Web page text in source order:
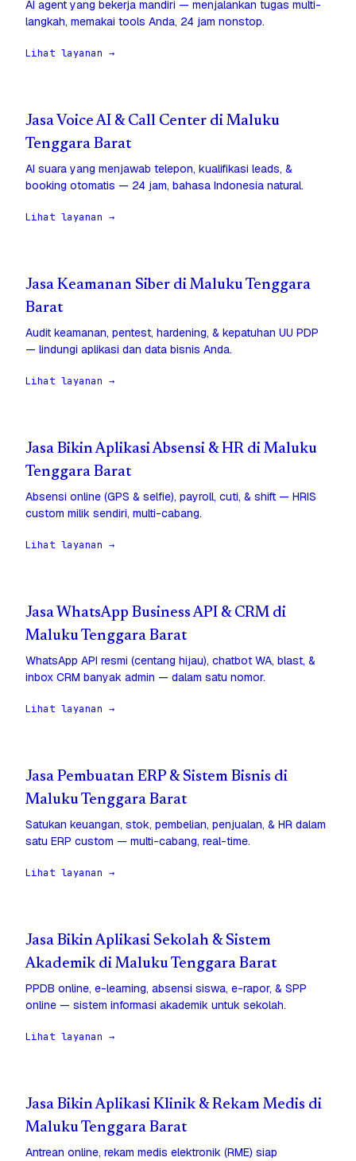
AI agent yang bekerja mandiri — menjalankan tugas multi-
langkah, memakai tools Anda, 24 jam nonstop.
Lihat layanan →
Jasa Voice AI & Call Center di Maluku
Tenggara Barat
AI suara yang menjawab telepon, kualifikasi leads, &
booking otomatis — 24 jam, bahasa Indonesia natural.
Lihat layanan →
Jasa Keamanan Siber di Maluku Tenggara
Barat
Audit keamanan, pentest, hardening, & kepatuhan UU PDP
— lindungi aplikasi dan data bisnis Anda.
Lihat layanan →
Jasa Bikin Aplikasi Absensi & HR di Maluku
Tenggara Barat
Absensi online (GPS & selfie), payroll, cuti, & shift — HRIS
custom milik sendiri, multi-cabang.
Lihat layanan →
Jasa WhatsApp Business API & CRM di
Maluku Tenggara Barat
WhatsApp API resmi (centang hijau), chatbot WA, blast, &
inbox CRM banyak admin — dalam satu nomor.
Lihat layanan →
Jasa Pembuatan ERP & Sistem Bisnis di
Maluku Tenggara Barat
Satukan keuangan, stok, pembelian, penjualan, & HR dalam
satu ERP custom — multi-cabang, real-time.
Lihat layanan →
Jasa Bikin Aplikasi Sekolah & Sistem
Akademik di Maluku Tenggara Barat
PPDB online, e-learning, absensi siswa, e-rapor, & SPP
online — sistem informasi akademik untuk sekolah.
Lihat layanan →
Jasa Bikin Aplikasi Klinik & Rekam Medis di
Maluku Tenggara Barat
Antrean online, rekam medis elektronik (RME) siap